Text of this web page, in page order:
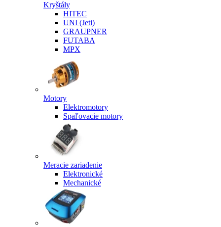
Kryštály
HITEC
UNI (Jeti)
GRAUPNER
FUTABA
MPX
Motory
Elektromotory
Spaľovacie motory
Meracie zariadenie
Elektronické
Mechanické